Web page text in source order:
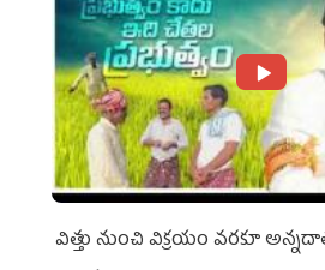
విత్తు నుంచి విక్రయం వరకూ